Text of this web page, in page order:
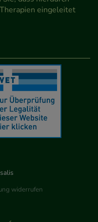
eingeleitet
widerrufen